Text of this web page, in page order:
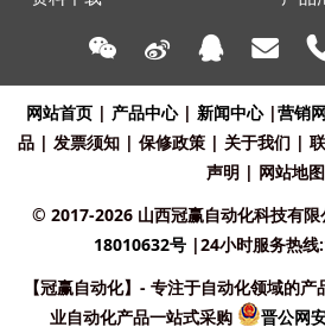
网站首页 | 产品中心 | 新闻中心|营销
品 | 发票须知 | 保修政策 | 关于我们 |
声明 | 网站地图
© 2017-2026 山西冠赢自动化科技有限
18010632号 |24小时服务热
【冠赢自动化】- 专注于自动化领域的
业自动化产品一站式采购
晋公网